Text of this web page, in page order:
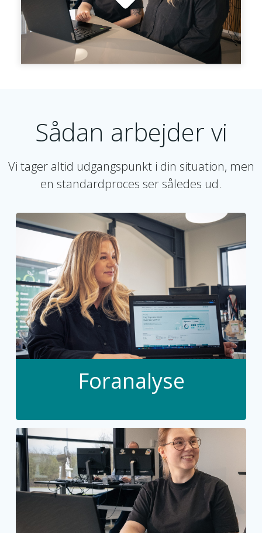
Sådan arbejder vi
Vi tager altid udgangspunkt i din situation, men
en standardproces ser således ud.
Foranalyse